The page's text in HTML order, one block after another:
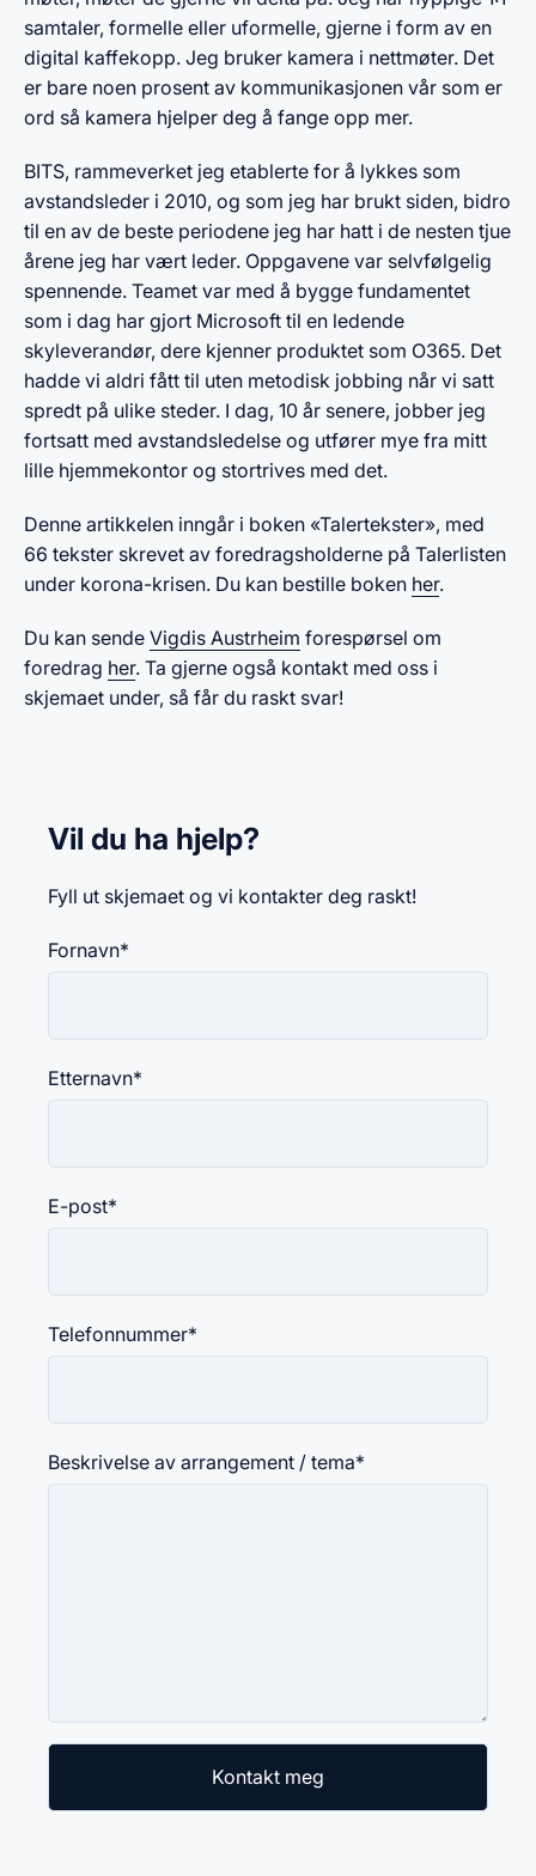
samtaler, formelle eller uformelle, gjerne i form av en
digital kaffekopp. Jeg bruker kamera i nettmøter. Det
er bare noen prosent av kommunikasjonen vår som er
ord så kamera hjelper deg å fange opp mer.
BITS, rammeverket jeg etablerte for å lykkes som
avstandsleder i 2010, og som jeg har brukt siden, bidro
til en av de beste periodene jeg har hatt i de nesten tjue
årene jeg har vært leder. Oppgavene var selvfølgelig
spennende. Teamet var med å bygge fundamentet
som i dag har gjort Microsoft til en ledende
skyleverandør, dere kjenner produktet som O365. Det
hadde vi aldri fått til uten metodisk jobbing når vi satt
spredt på ulike steder. I dag, 10 år senere, jobber jeg
fortsatt med avstandsledelse og utfører mye fra mitt
lille hjemmekontor og stortrives med det.
Denne artikkelen inngår i boken «Talertekster», med
66 tekster skrevet av foredragsholderne på Talerlisten
under korona-krisen. Du kan bestille boken her.
Du kan sende Vigdis Austrheim forespørsel om
foredrag her. Ta gjerne også kontakt med oss i
skjemaet under, så får du raskt svar!
Vil du ha hjelp?
Fyll ut skjemaet og vi kontakter deg raskt!
Fornavn*
Etternavn*
E-post*
Telefonnummer*
Beskrivelse av arrangement / tema*